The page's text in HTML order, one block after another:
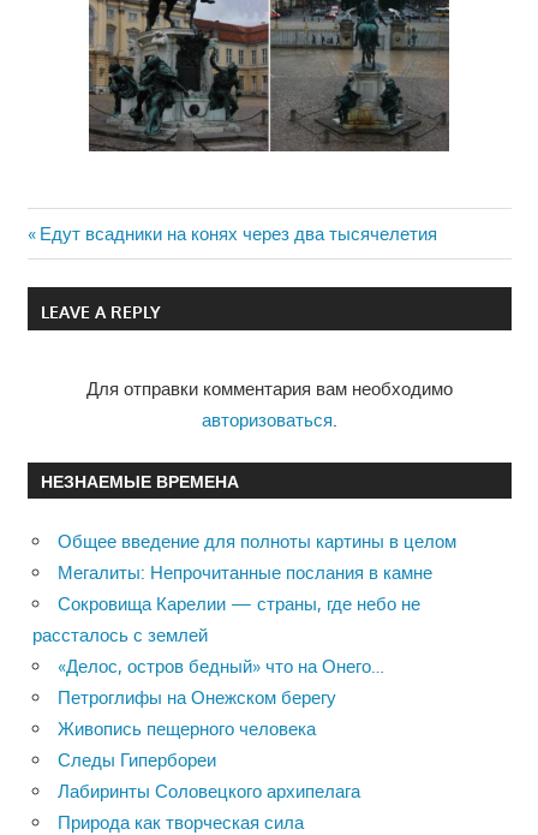
Навигация
по
Previous
Post:
Едут всадники на конях через два тысячелетия
LEAVE A REPLY
Для отправки комментария вам необходимо
авторизоваться
НЕЗНАЕМЫЕ ВРЕМЕНА
Общее введение для полноты картины в целом
Мегалиты: Непрочитанные послания в камне
Сокровища Карелии — страны, где небо не
рассталось с землей
«Делос, остров бедный» что на Онего…
Петроглифы на Онежском берегу
Живопись пещерного человека
Следы Гипербореи
Лабиринты Соловецкого архипелага
Природа как творческая сила